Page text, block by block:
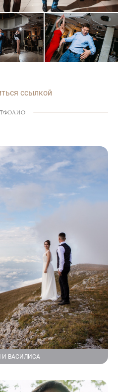
ссылкой
ВАСИЛИСА